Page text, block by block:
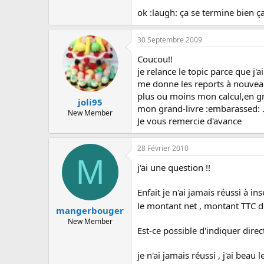
s
ok :laugh: ça se termine bien
joli95
New Member
30 Septembre 2009
Coucou!!
je relance le topic parce que
me donne les reports à
plus ou moins mon calcul,en
mon grand-livre :embarassed:
Je vous remercie d'avance
M
mangerbouger
New Member
28 Février 2010
j'ai une question !!
Enfait je n'ai jamais réussi à
le montant net , montant TTC
Est-ce possible d'indiquer
je n'ai jamais réussi , j'ai beau